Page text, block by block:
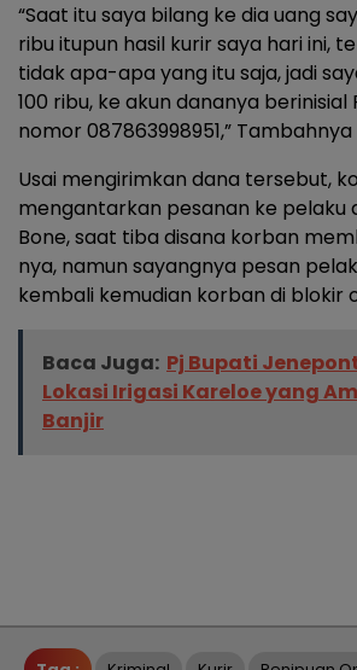
“Saat itu saya bilang ke dia uang
ribu itupun hasil kurir saya hari ini,
tidak apa-apa yang itu saja, jadi
100 ribu, ke akun dananya berinisial
nomor 087863998951,” Tambahnya
Usai mengirimkan dana tersebut,
mengantarkan pesanan ke pelaku
Bone, saat tiba disana korban
nya, namun sayangnya pesan
kembali kemudian korban di blokir
Baca Juga: Pj Bupati
Lokasi Irigasi Kareloe yang
Banjir